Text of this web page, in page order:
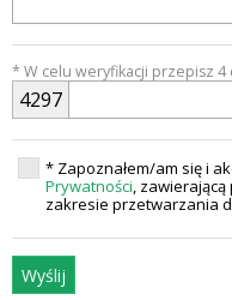
* W celu weryfikacji przepisz 4
4297
* Zapoznałem/am się i
Prywatności,
zakresie przetwarzania
Wyślij